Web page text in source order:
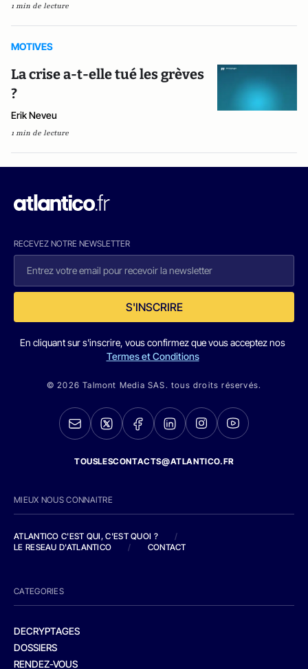
1 min de lecture
MOTIVES
La crise a-t-elle tué les grèves
?
Erik Neveu
1 min de lecture
RECEVEZ NOTRE NEWSLETTER
S'INSCRIRE
En cliquant sur s'inscrire, vous confirmez que vous acceptez nos
Termes et Conditions
© 2026 Talmont Media SAS. tous droits réservés.
TOUSLESCONTACTS@ATLANTICO.FR
MIEUX NOUS CONNAITRE
ATLANTICO C'EST QUI, C'EST QUOI ?
/
LE RESEAU D'ATLANTICO
/ CONTACT
CATEGORIES
DECRYPTAGES
DOSSIERS
RENDEZ-VOUS